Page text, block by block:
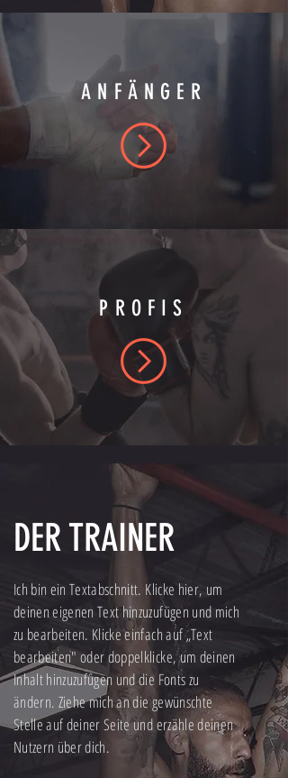
ANFÄNGER
PROFIS
DER TRAINER
Ich bin ein Textabschnitt. Klicke hier, um
deinen eigenen Text hinzuzufügen und mich
zu bearbeiten. Klicke einfach auf „Text
bearbeiten" oder doppelklicke, um deinen
Inhalt hinzuzufügen und die Fonts zu
ändern. Ziehe mich an die gewünschte
Stelle auf deiner Seite und erzähle deinen
Nutzern über dich.